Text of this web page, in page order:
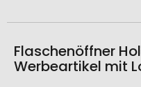
Flaschenöffner
Werbeartikel mit